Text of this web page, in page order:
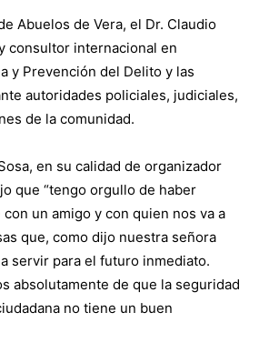
Abuelos de Vera, el Dr. Claudio
consultor internacional en
y Prevención del Delito y las
autoridades policiales, judiciales,
de la comunidad.
en su calidad de organizador
que “tengo orgullo de haber
un amigo y con quien nos va a
que, como dijo nuestra señora
servir para el futuro inmediato.
absolutamente de que la seguridad
no tiene un buen